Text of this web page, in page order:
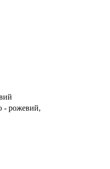
- рожевий,